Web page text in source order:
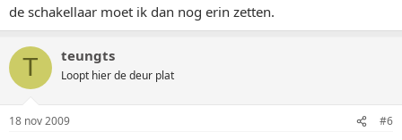
de schakellaar moet ik dan nog erin zetten.
T teungts
Loopt hier de deur plat
18 nov 2009 #6